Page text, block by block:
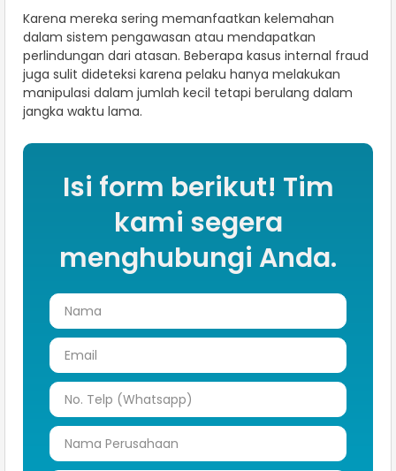
Karena mereka sering memanfaatkan kelemahan
dalam sistem pengawasan atau mendapatkan
perlindungan dari atasan. Beberapa kasus internal fraud
juga sulit dideteksi karena pelaku hanya melakukan
manipulasi dalam jumlah kecil tetapi berulang dalam
jangka waktu lama.
Isi form berikut! Tim
kami segera
menghubungi Anda.